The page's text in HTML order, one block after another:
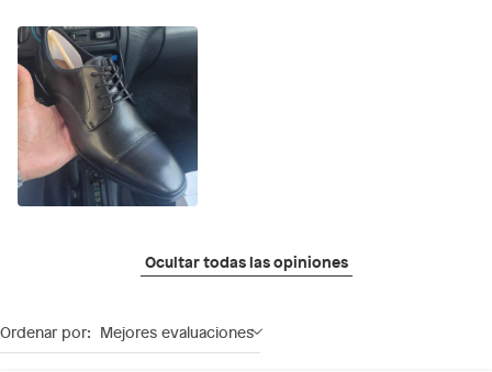
Ocultar todas las opiniones
Ordenar por: Mejores evaluaciones